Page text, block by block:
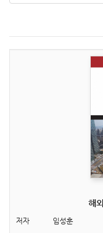
해
저자
임성훈